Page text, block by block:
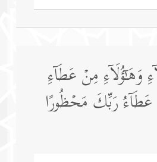
وَهَـٰۤؤُلَاۤءِ مِنۡ عَطَاۤءِ
رَبِّكَ مَحۡظُورًا